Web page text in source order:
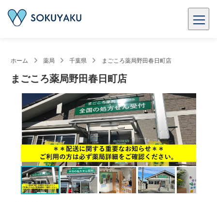
ホーム 薬局 千葉県 まごころ薬局野田春日町店
まごころ薬局野田春日町店